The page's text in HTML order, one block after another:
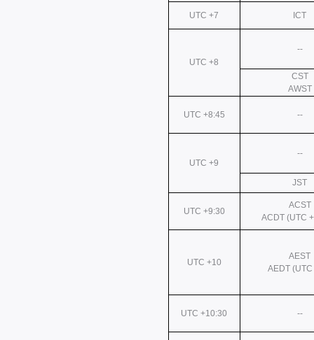
UTC +7 ICT
UTC +8
--
CST
AWST
UTC +8:45 --
UTC +9
--
JST
UTC +9:30
ACST
ACDT (UTC
UTC +10
AEST
AEDT
UTC +10:30 --